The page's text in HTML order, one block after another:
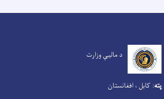
د مالیي وزارت
پته: کابل ، افغانستان